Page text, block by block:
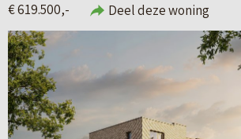
€ 619.500,-
Deel deze woning